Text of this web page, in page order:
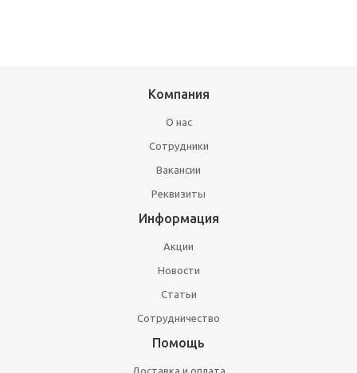
Компания
О нас
Сотрудники
Вакансии
Реквизиты
Информация
Акции
Новости
Статьи
Сотрудничество
Помощь
Доставка и оплата